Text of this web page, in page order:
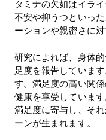
タミナの欠如はイラ
不安や抑うつといっ
ーションや親密さに
研究によれば、身体
足度を報告していま
す。満足度の高い関
健康を享受していま
満足度に寄与し、そ
ーンが生まれます。